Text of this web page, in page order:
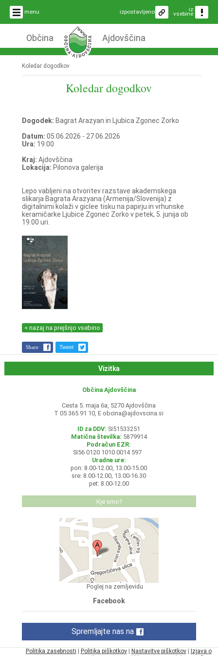
menu iz
vsebine
izpostavljeno
Občina Ajdovščina
Koledar dogodkov
Koledar dogodkov
Dogodek: Bagrat Arazyan in Ljubica Zgonec Zorko
Datum: 05.06.2026 - 27.06.2026
Ura: 19:00
Kraj: Ajdovščina
Lokacija: Pilonova galerija
Lepo vabljeni na otvoritev razstave akademskega
slikarja Bagrata Arazyana (Armenija/Slovenija) z
digitalnimi kolaži v giclee tisku na papirju in vrhunske
keramičarke Ljubice Zgonec Zorko v petek, 5. junija ob
19.00 uri.
< nazaj na prejšnjo vsebino
Share Tweet
Vizitka
Občina Ajdovščina
Cesta 5. maja 6a, 5270 Ajdovščina
T 05 365 91 10, E obcina@ajdovscina.si
ID za DDV: SI51533251
Matična številka: 5879914
Podračun EZR:
SI56 0120 1010 0014 597
Uradne ure:
pon: 8.00-12.00, 13.00-15.00
sre: 8.00-12.00, 13.00-16.30
pet: 8.00-12.00
Kje smo?
Poglej na zemljevidu
Facebook
Spremljajte nas na
Politika zasebnosti Politika piškotkov| Nastavitve piškotkov|
Izjava o